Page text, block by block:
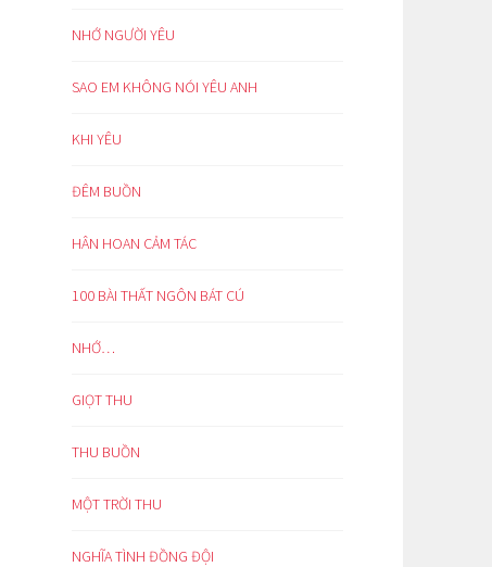
NHỚ NGƯỜI YÊU
SAO EM KHÔNG NÓI YÊU ANH
KHI YÊU
ĐÊM BUỒN
HÂN HOAN CẢM TÁC
100 BÀI THẤT NGÔN BÁT CÚ
NHỚ…
GIỌT THU
THU BUỒN
MỘT TRỜI THU
NGHĨA TÌNH ĐỒNG ĐỘI